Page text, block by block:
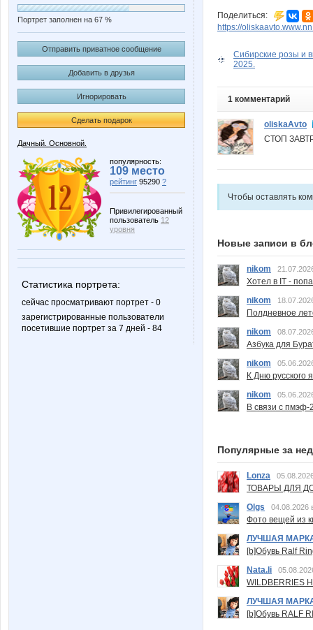
Портрет заполнен на 67 %
Отправить приватное сообщение
Добавить в друзья
Игнорировать
Сделать подарок
Дачный. Основной.
популярность:
109 место
рейтинг 95290 ?
Привилегированный
пользователь 12
уровня
Статистика портрета:
сейчас просматривают портрет - 0
зарегистрированные пользователи
посетившие портрет за 7 дней - 84
Поделиться:
https://
Сибирские розы и
2025.
1 комментарий
oliskaAvto
СТОП
Чтобы оставлять
Новые записи в
nikom
Хотел в IT -
nikom
Полдневное
nikom
Азбука для
nikom
К Дню русского
nikom
В связи с пмэф-
Популярные за
Lonza
ТОВАРЫ ДЛЯ
Olgs
04.08.2026
Фото вещей из
ЛУЧШАЯ
[b]Обувь Ralf
Nata.li
ЛУЧШАЯ
[b]Обувь RALF